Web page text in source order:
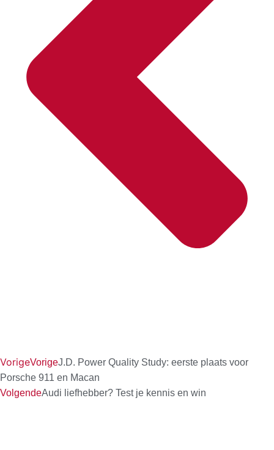
VorigeVorigeJ.D. Power Quality Study: eerste plaats voor
Porsche 911 en Macan
VolgendeAudi liefhebber? Test je kennis en win